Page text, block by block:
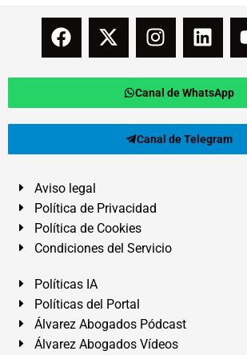
Canal de WhatsApp
Canal de Telegram
Aviso legal
Política de Privacidad
Política de Cookies
Condiciones del Servicio
Políticas IA
Políticas del Portal
Álvarez Abogados Pódcast
Álvarez Abogados Vídeos